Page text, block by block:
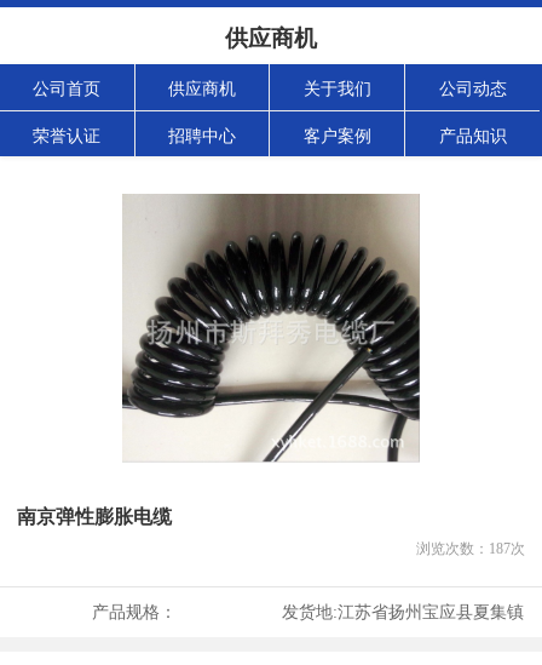
供应商机
公司首页 供应商机 关于我们 公司动态
荣誉认证 招聘中心 客户案例 产品知识
南京弹性膨胀电缆
浏览次数： 187次
产品规格： 发货地:江苏省扬州宝应县夏集镇